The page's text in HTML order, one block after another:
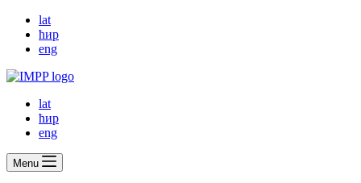
lat
ћир
eng
lat
ћир
eng
Menu